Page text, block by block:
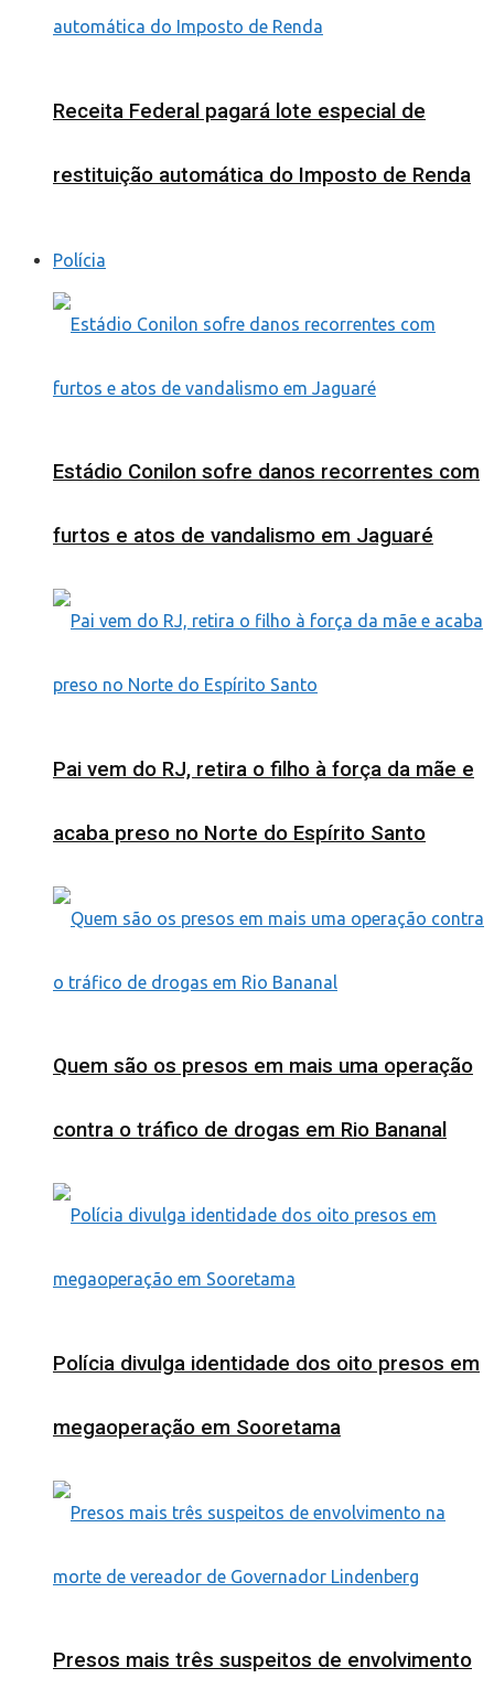
Receita Federal pagará lote especial de
restituição automática do Imposto de Renda
Polícia
Estádio Conilon sofre danos recorrentes com
furtos e atos de vandalismo em Jaguaré
Pai vem do RJ, retira o filho à força da mãe e
acaba preso no Norte do Espírito Santo
Quem são os presos em mais uma operação
contra o tráfico de drogas em Rio Bananal
Polícia divulga identidade dos oito presos em
megaoperação em Sooretama
Presos mais três suspeitos de envolvimento